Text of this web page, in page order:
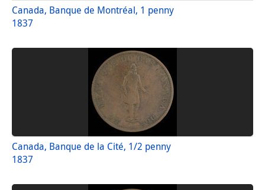
Canada, Banque de Montréal, 1 penny
1837
Canada, Banque de la Cité, 1/2 penny
1837